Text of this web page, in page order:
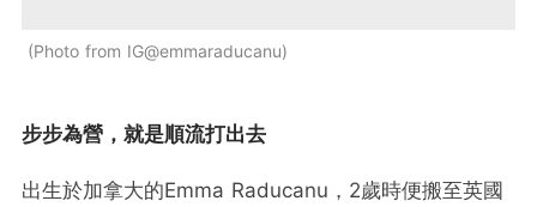
Photo from IG@emmaraducanu
步步為營，就是順流打出去
出生於加拿大的Emma Raducanu，2歲時便搬至英國